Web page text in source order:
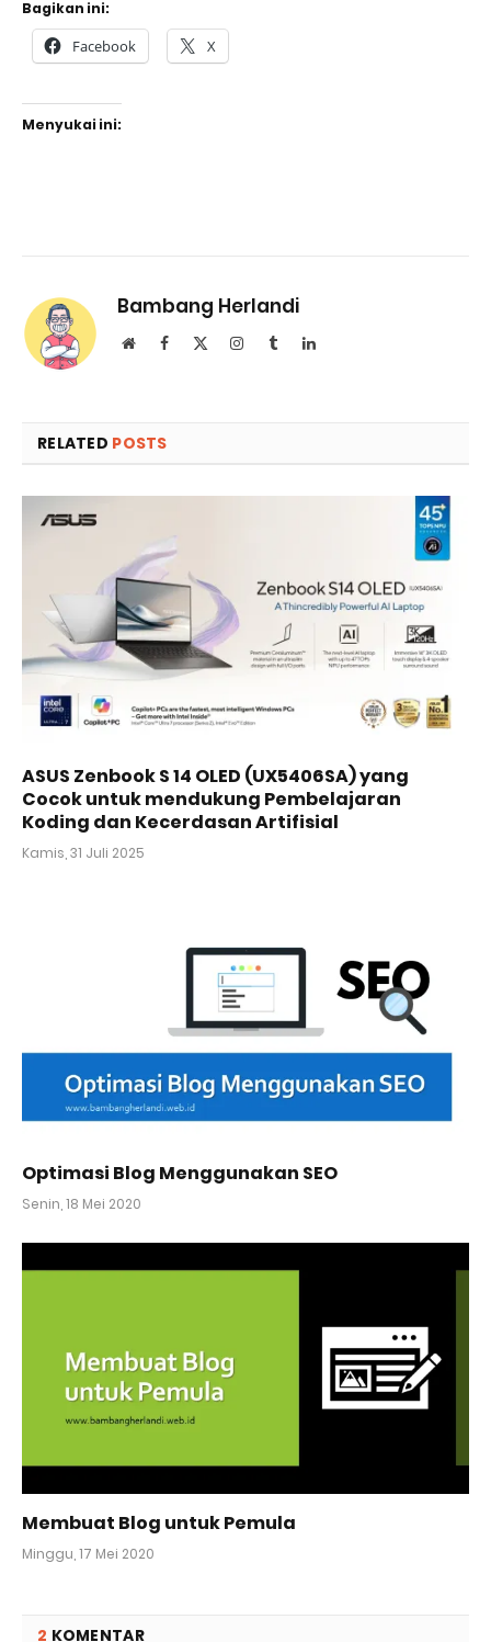
Bagikan ini:
Facebook X
Menyukai ini:
Bambang Herlandi
WebsiteFacebook Instagram
TumblrLinkedIn
RELATED POSTS
ASUS Zenbook S 14 OLED (UX5406SA) yang
Cocok untuk mendukung Pembelajaran
Koding dan Kecerdasan Artifisial
Kamis, 31 Juli 2025
Optimasi Blog Menggunakan SEO
Senin, 18 Mei 2020
Membuat Blog untuk Pemula
Minggu, 17 Mei 2020
2 KOMENTAR